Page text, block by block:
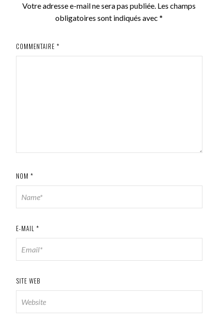
Votre adresse e-mail ne sera pas publiée. Les champs
obligatoires sont indiqués avec*
COMMENTAIRE *
NOM *
E-MAIL *
SITE WEB